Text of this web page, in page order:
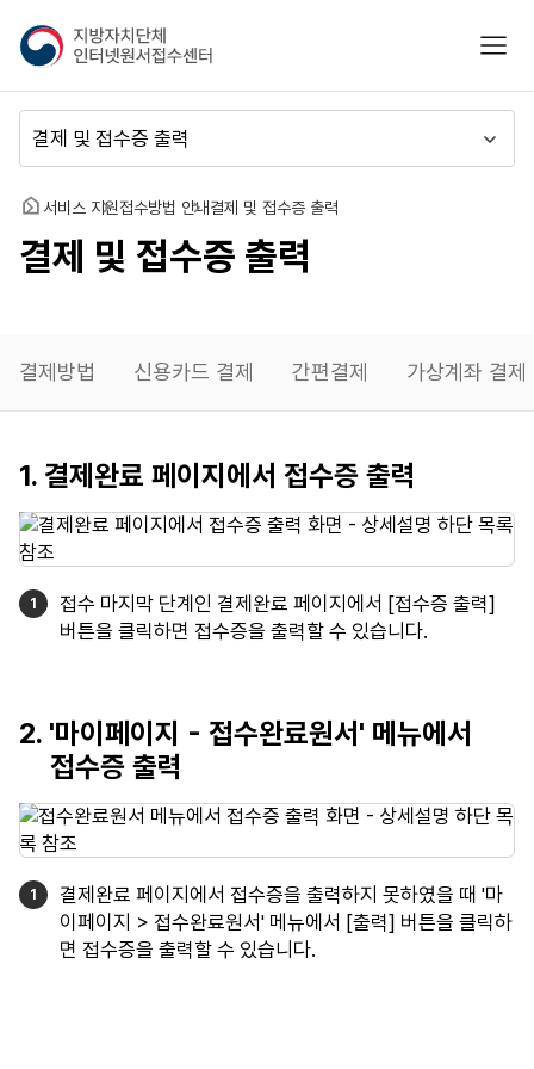
지
방
자
치
단
체
인
넷
원
수
센
터
모바
뉴
동
홈 서비스 지원접수방법 안내결제 및 접수증 출력
결제 및 접수증 출력
결제방법 신용카드 결제 간편결제 가상계좌 결제
접수증
출력
1. 결제완료 페이지에서 접수증 출력
접수 마지막 단계인 결제완료 페이지에서 [접수증 출력]
버튼을 클릭하면 접수증을 출력할 수 있습니다.
2. '마이페이지 - 접수완료원서' 메뉴에서
접수증 출력
결제완료 페이지에서 접수증을 출력하지 못하였을 때 '마
이페이지 > 접수완료원서' 메뉴에서 [출력] 버튼을 클릭하
면 접수증을 출력할 수 있습니다.